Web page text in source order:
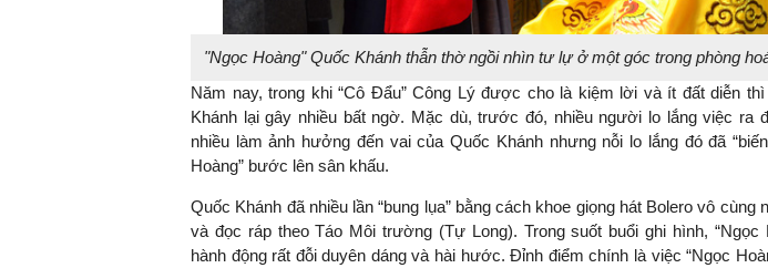
"Ngọc Hoàng" Quốc Khánh thẫn thờ ngồi nhìn tư lự ở một góc trong phòng
Năm nay, trong khi “Cô Đẩu” Công Lý được cho là kiệm lời và ít đất diễn thì
Khánh lại gây nhiều bất ngờ. Mặc dù, trước đó, nhiều người lo lắng việc ra
nhiều làm ảnh hưởng đến vai của Quốc Khánh nhưng nỗi lo lắng đó đã
Hoàng” bước lên sân khấu.
Quốc Khánh đã nhiều lần “bung lụa” bằng cách khoe giọng hát Bolero vô cùng
và đọc ráp theo Táo Môi trường (Tự Long). Trong suốt buổi ghi hình, “Ngọc
hành động rất đỗi duyên dáng và hài hước. Đỉnh điểm chính là việc “Ngọc
khởi nghiệp..."